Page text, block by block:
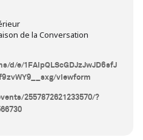
de la Conversation
d/e/1FAIpQLScGDJzJwJD6sfJ
viewform
2557872621233570/?